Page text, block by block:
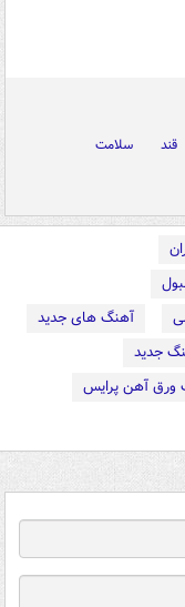
قند
سلامت
آهنگ های جدید
جدید
ورق آهن پرایس